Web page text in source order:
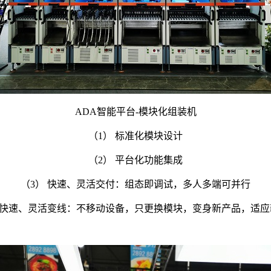
ADA智能平台-模块化组装机
（1） 标准化模块设计
（2） 平台化功能集成
（3） 快速、灵活交付：组态即调试，多人多端可并行
速、灵活变线：不移动设备，只更换模块，变身新产品，适